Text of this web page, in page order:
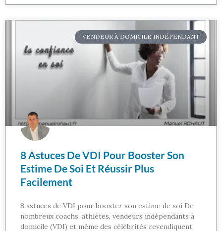
VENDEUR À DOMICILE INDÉPENDANT
8 Astuces De VDI Pour Booster Son
Estime De Soi Et Réussir Plus
Facilement
8 astuces de VDI pour booster son estime de soi De
nombreux coachs, athlètes, vendeurs indépendants à
domicile (VDI) et même des célébrités revendiquent